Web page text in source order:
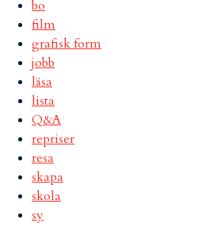
bo
film
grafisk form
jobb
läsa
lista
Q&A
repriser
resa
skapa
skola
sy